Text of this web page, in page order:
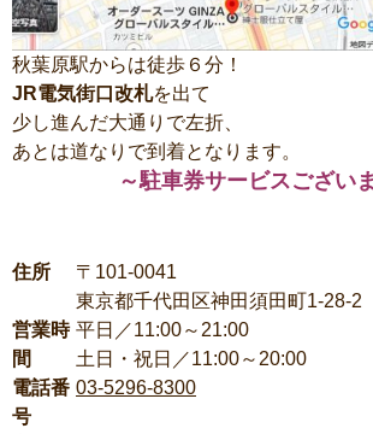
秋葉原駅からは徒歩６分！
JR電気街口改札を出て
少し進んだ大通りで左折、
あとは道なりで到着となります。
～駐車券サービスござい
住所
〒101-0041
東京都千代田区神田須田町1-28-2
営業時
間
平日／11:00～21:00
土日・祝日／11:00～20:00
電話番
号
03-5296-8300